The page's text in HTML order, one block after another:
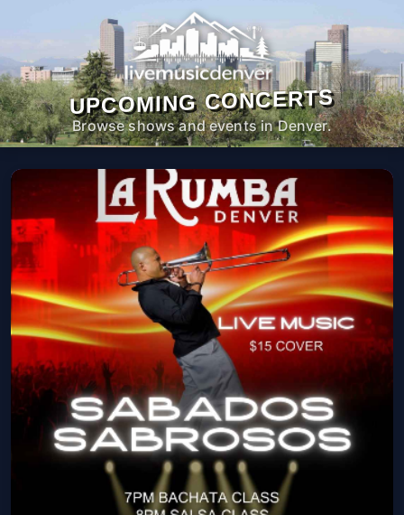
UPCOMING CONCERTS
Browse shows and events in Denver.